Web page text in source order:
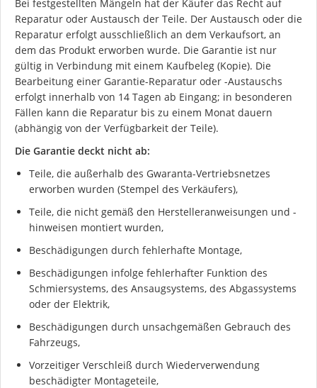
Bei festgestellten Mängeln hat der Käufer das Recht auf
Reparatur oder Austausch der Teile. Der Austausch oder die
Reparatur erfolgt ausschließlich an dem Verkaufsort, an
dem das Produkt erworben wurde. Die Garantie ist nur
gültig in Verbindung mit einem Kaufbeleg (Kopie). Die
Bearbeitung einer Garantie-Reparatur oder -Austauschs
erfolgt innerhalb von 14 Tagen ab Eingang; in besonderen
Fällen kann die Reparatur bis zu einem Monat dauern
(abhängig von der Verfügbarkeit der Teile).
Die Garantie deckt nicht ab:
Teile, die außerhalb des Gwaranta-Vertriebsnetzes
erworben wurden (Stempel des Verkäufers),
Teile, die nicht gemäß den Herstelleranweisungen und -
hinweisen montiert wurden,
Beschädigungen durch fehlerhafte Montage,
Beschädigungen infolge fehlerhafter Funktion des
Schmiersystems, des Ansaugsystems, des Abgassystems
oder der Elektrik,
Beschädigungen durch unsachgemäßen Gebrauch des
Fahrzeugs,
Vorzeitiger Verschleiß durch Wiederverwendung
beschädigter Montageteile,